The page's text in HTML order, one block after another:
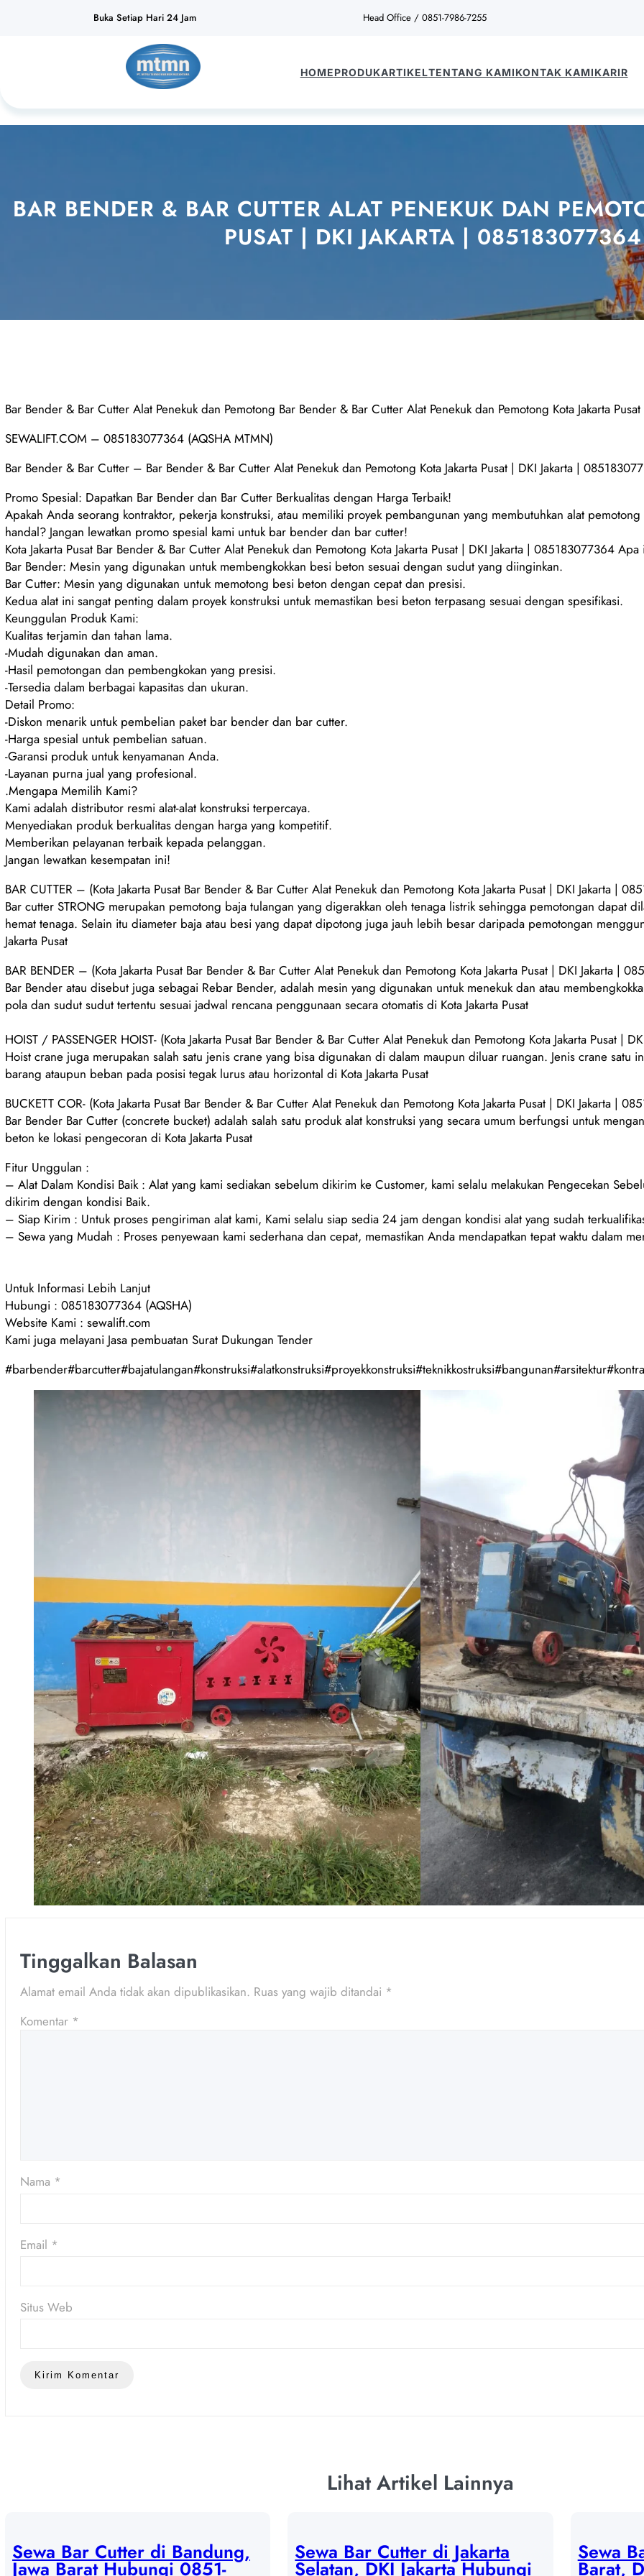
Buka Setiap Hari 24 Jam Head Office / 0851-7986-7255
HOMEPRODUKARTIKELTENTANG KAMIKONTAK KAMIKARIR
BAR BENDER & BAR CUTTER ALAT PENEKUK DAN
PUSAT | DKI JAKARTA | 085183077364
Bar Bender & Bar Cutter Alat Penekuk dan Pemotong Bar Bender & Bar Cutter Alat Penekuk dan Pemotong Kota Jakarta
SEWALIFT.COM – 085183077364 (AQSHA MTMN)
Bar Bender & Bar Cutter – Bar Bender & Bar Cutter Alat Penekuk dan Pemotong Kota Jakarta Pusat | DKI Jakarta |
Promo Spesial: Dapatkan Bar Bender dan Bar Cutter Berkualitas dengan Harga Terbaik!
Apakah Anda seorang kontraktor, pekerja konstruksi, atau memiliki proyek pembangunan yang membutuhkan alat
handal? Jangan lewatkan promo spesial kami untuk bar bender dan bar cutter!
Kota Jakarta Pusat Bar Bender & Bar Cutter Alat Penekuk dan Pemotong Kota Jakarta Pusat | DKI Jakarta | 085183077364
Bar Bender: Mesin yang digunakan untuk membengkokkan besi beton sesuai dengan sudut yang diinginkan.
Bar Cutter: Mesin yang digunakan untuk memotong besi beton dengan cepat dan presisi.
Kedua alat ini sangat penting dalam proyek konstruksi untuk memastikan besi beton terpasang sesuai dengan spesifikasi.
Keunggulan Produk Kami:
Kualitas terjamin dan tahan lama.
-Mudah digunakan dan aman.
-Hasil pemotongan dan pembengkokan yang presisi.
-Tersedia dalam berbagai kapasitas dan ukuran.
Detail Promo:
-Diskon menarik untuk pembelian paket bar bender dan bar cutter.
-Harga spesial untuk pembelian satuan.
-Garansi produk untuk kenyamanan Anda.
-Layanan purna jual yang profesional.
.Mengapa Memilih Kami?
Kami adalah distributor resmi alat-alat konstruksi terpercaya.
Menyediakan produk berkualitas dengan harga yang kompetitif.
Memberikan pelayanan terbaik kepada pelanggan.
Jangan lewatkan kesempatan ini!
BAR CUTTER – (Kota Jakarta Pusat Bar Bender & Bar Cutter Alat Penekuk dan Pemotong Kota Jakarta Pusat | DKI Jakarta |
Bar cutter STRONG merupakan pemotong baja tulangan yang digerakkan oleh tenaga listrik sehingga pemotongan dapat
hemat tenaga. Selain itu diameter baja atau besi yang dapat dipotong juga jauh lebih besar daripada pemotongan
Jakarta Pusat
BAR BENDER – (Kota Jakarta Pusat Bar Bender & Bar Cutter Alat Penekuk dan Pemotong Kota Jakarta Pusat | DKI Jakarta |
Bar Bender atau disebut juga sebagai Rebar Bender, adalah mesin yang digunakan untuk menekuk dan atau
pola dan sudut sudut tertentu sesuai jadwal rencana penggunaan secara otomatis di Kota Jakarta Pusat
HOIST / PASSENGER HOIST- (Kota Jakarta Pusat Bar Bender & Bar Cutter Alat Penekuk dan Pemotong Kota Jakarta Pusat |
Hoist crane juga merupakan salah satu jenis crane yang bisa digunakan di dalam maupun diluar ruangan. Jenis crane satu
barang ataupun beban pada posisi tegak lurus atau horizontal di Kota Jakarta Pusat
BUCKETT COR- (Kota Jakarta Pusat Bar Bender & Bar Cutter Alat Penekuk dan Pemotong Kota Jakarta Pusat | DKI Jakarta |
Bar Bender Bar Cutter (concrete bucket) adalah salah satu produk alat konstruksi yang secara umum berfungsi untuk
beton ke lokasi pengecoran di Kota Jakarta Pusat
Fitur Unggulan :
– Alat Dalam Kondisi Baik : Alat yang kami sediakan sebelum dikirim ke Customer, kami selalu melakukan Pengecekan
dikirim dengan kondisi Baik.
– Siap Kirim : Untuk proses pengiriman alat kami, Kami selalu siap sedia 24 jam dengan kondisi alat yang sudah
– Sewa yang Mudah : Proses penyewaan kami sederhana dan cepat, memastikan Anda mendapatkan tepat waktu dalam
Untuk Informasi Lebih Lanjut
Hubungi : 085183077364 (AQSHA)
Website Kami : sewalift.com
Kami juga melayani Jasa pembuatan Surat Dukungan Tender
Tinggalkan Balasan
Alamat email Anda tidak akan dipublikasikan. Ruas yang wajib ditandai *
Komentar *
Nama *
Email *
Situs Web
Lihat Artikel Lainnya
Sewa Bar Cutter di Bandung,
Jawa Barat Hubungi 0851-
Sewa Bar Cutter di Jakarta
Selatan, DKI Jakarta Hubungi
Sewa
Barat,